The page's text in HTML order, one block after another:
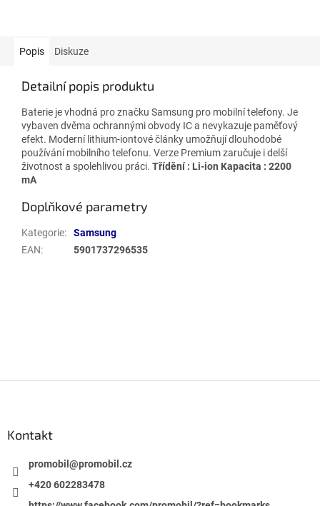
Popis Diskuze
Detailní popis produktu
Baterie je vhodná pro značku Samsung pro mobilní telefony. Je
vybaven dvěma ochrannými obvody IC a nevykazuje paměťový
efekt. Moderní lithium-iontové články umožňují dlouhodobé
používání mobilního telefonu. Verze Premium zaručuje i delší
životnost a spolehlivou práci. Třídění : Li-ion Kapacita : 2200
mA
Doplňkové parametry
Kategorie:
Samsung
EAN: 5901737296535
Kontakt
promobil @promobil.cz
+420 602283478